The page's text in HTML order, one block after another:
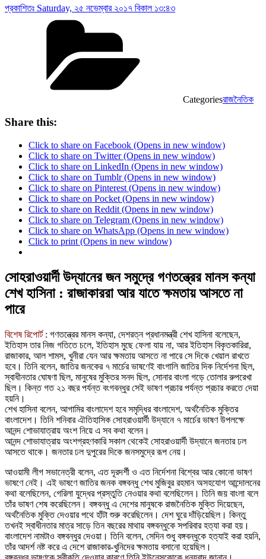
প্রকাশিতঃ Saturday, ২৫ নভেম্বার ২০১৭ বিকাল ১৩:৪৩
Categoriesরাজনৈতিক
Share this:
Click to share on Facebook (Opens in new window)
Click to share on Twitter (Opens in new window)
Click to share on LinkedIn (Opens in new window)
Click to share on Tumblr (Opens in new window)
Click to share on Pinterest (Opens in new window)
Click to share on Pocket (Opens in new window)
Click to share on Reddit (Opens in new window)
Click to share on Telegram (Opens in new window)
Click to share on WhatsApp (Opens in new window)
Click to print (Opens in new window)
সোহরাওয়ার্দী উদ্যানের জন সমুদ্রে গণতন্ত্রের মানস কন্যা
শেখ হাসিনা : রাজাকাররা আর যাতে ক্ষমতায় আসতে না
পারে
বিশেষ রিপোর্ট: গণতন্ত্রের মানস কন্যা, দেশরত্ন প্রধানমন্ত্রী শেখ হাসিনা বলেছেন,
ইতিহাস তার নিজ গতিতে চলে, ইতিহাস মুছে ফেলা যায় না, আর ইতিহাস বিকৃতকারিরা,
রাজাকার, আল শামস, খুনীরা যেন আর ক্ষমতায় আসতে না পারে সে দিকে খেয়াল রাখতে
হবে। তিনি বলেন, জাতির জনকের ৭ মার্চের ভাষণেই বাংগালি জাতির দিক নির্দেশনা ছিল,
স্বাধীনতার ঘোষণা ছিল, মানুষের মুক্তির সনদ ছিল, সোনার বাংলা গড়ে তোলার রুপরেখা
ছিল। কিন্ত গত ২১ বছর পর্যন্ত বংগবন্ধুর সেই ভাষণ প্রচার পর্যন্ত প্রচার করতে দেয়া
হয়নি।
শেখ হাসিনা বলেন, আগামির বাংলাদেশ হবে সমৃদ্ধির বাংলাদেশ, অর্থনৈতিক মুক্তির
বাংলাদেশ। তিনি শনিবার এৗতিহাসিক সোহরাওয়ার্দী উদ্যানে ৭ মার্চের ভাষণ উপলক্ষে
আনন্দ শোভাযাত্রায় অংশ নিয়ে এ সব কথা বলেন।
আনন্দ শোভাযাত্রায় অংশগ্রহণকারি সকাল থেকেই সোহরাওয়ার্দী উদ্যানে জনতার ঢল
আসতে থাকে। জনতার ঢল দুপুরের দিকে জনসমুদ্রে রূপ নেয়।
আওয়ামী লীগ সভানেত্রী বলেন, এত দূরদর্শী ও এত নির্দেশনা বিশ্বের আর কোনো ভাষণ
ভাষণে নেই। এই ভাষণে জাতির জনক বঙ্গবন্ধু শেখ মুজিবুর রহমান অসহযোগ আন্দোলনের
কথা বলেছিলেন, গেরিলা যুদ্ধের প্রস্তুতি নেওয়ার কথা বলেছিলেন। তিনি জয় বাংলা বলে
তাঁর ভাষণ শেষ করেছিলেন। বঙ্গবন্ধু এ দেশের মানুষকে রাজনৈতিক মুক্তি দিয়েছেন,
অর্থনৈতিক মুক্তি দেওয়ার পথে হাঁটা শুরু করেছিলেন। দেশ ঘুরে দাঁড়িয়েছিল। কিন্তু
তখনই স্বাধীনতার মাত্র সাড়ে তিন বছরের মাথায় বঙ্গবন্ধুকে সপরিবার হত্যা করা হয়।
বাংলাদেশ নামটাও বঙ্গবন্ধুর দেওয়া। তিনি বলেন, সেদিন শুধু বঙ্গবন্ধুকে হত্যাই করা হয়নি,
তাঁর আদর্শ নষ্ট করে এ দেশে রাজাকার-খুনিদের ক্ষমতায় বসানো হয়েছিল।